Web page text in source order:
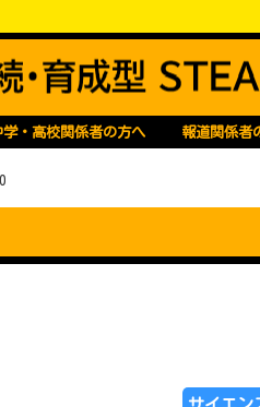
コンソーシ
学・高校関係者の方へ 報道関係者